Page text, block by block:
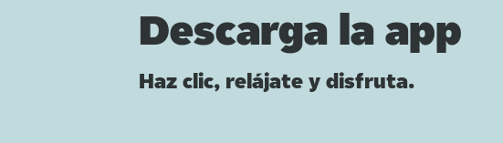
Descarga la app
Haz clic, relájate y disfruta.